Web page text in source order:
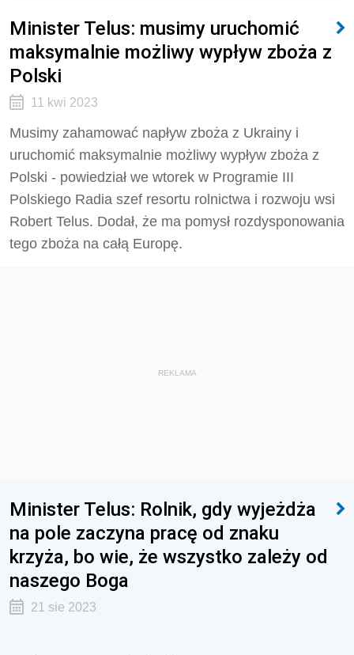
Minister Telus: musimy uruchomić
maksymalnie możliwy wypływ zboża z
Polski
11 kwi 2023
Musimy zahamować napływ zboża z Ukrainy i
uruchomić maksymalnie możliwy wypływ zboża z
Polski - powiedział we wtorek w Programie III
Polskiego Radia szef resortu rolnictwa i rozwoju wsi
Robert Telus. Dodał, że ma pomysł rozdysponowania
tego zboża na całą Europę.
REKLAMA
Minister Telus: Rolnik, gdy wyjeżdża
na pole zaczyna pracę od znaku
krzyża, bo wie, że wszystko zależy od
naszego Boga
21 sie 2023